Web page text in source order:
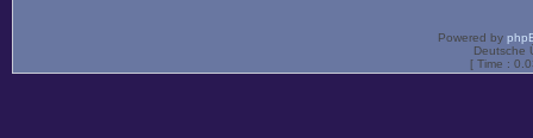
Powered by
Deutsche
[ Time :